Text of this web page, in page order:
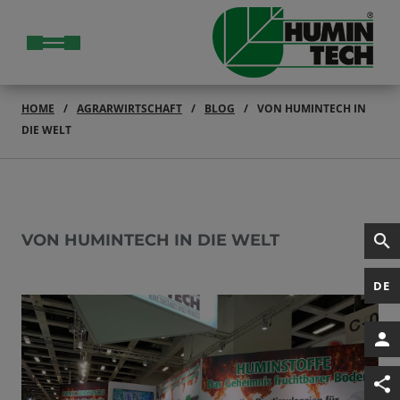
DE
HOME AGRARWIRTSCHAFT BLOG
VON HUMINTECH IN
DIE WELT
VON HUMINTECH IN DIE WELT